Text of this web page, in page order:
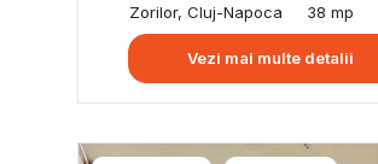
Zorilor, Cluj-Napoca
38 mp
Vezi mai multe detalii